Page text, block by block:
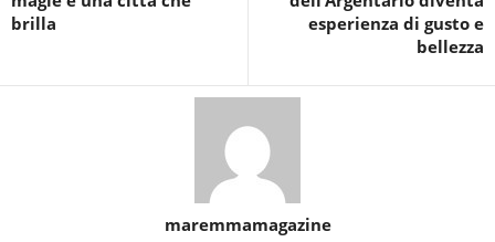
brilla
esperienza di gusto e
bellezza
maremmamagazine